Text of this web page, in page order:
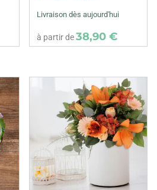
Livraison dès aujourd'hui
à partir de38,90 €